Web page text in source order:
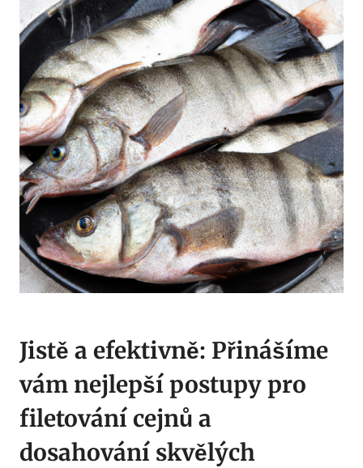
Jistě a efektivně: Přinášíme
vám nejlepší postupy pro
filetování cejnů a
dosahování skvělých